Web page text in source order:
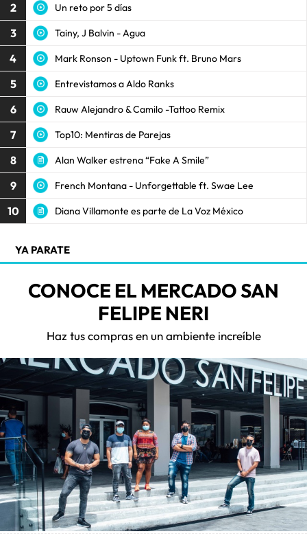
2 Un reto por 5 días
3 Tainy, J Balvin - Agua
4 Mark Ronson - Uptown Funk ft. Bruno Mars
5 Entrevistamos a Aldo Ranks
6 Rauw Alejandro & Camilo -Tattoo Remix
7 Top10: Mentiras de Parejas
8 Alan Walker estrena “Fake A Smile”
9 French Montana - Unforgettable ft. Swae Lee
10 Diana Villamonte es parte de La Voz México
YA PARATE
CONOCE EL MERCADO SAN
FELIPE NERI
Haz tus compras en un ambiente increíble